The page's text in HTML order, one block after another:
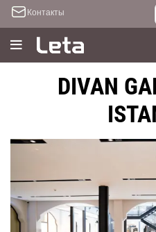
Контакты
DIVAN